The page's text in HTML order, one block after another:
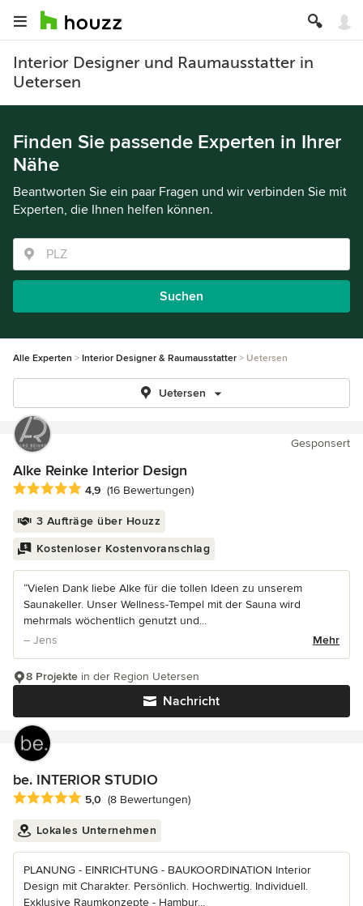
Interior Designer und Raumausstatter in
Uetersen
Finden Sie passende Experten in Ihrer
Nähe
Beantworten Sie ein paar Fragen und wir verbinden Sie mit
Experten, die Ihnen helfen können.
Suchen
Alle Experten Interior Designer & Raumausstatter Uetersen
Uetersen
Gesponsert
Alke Reinke Interior Design
Durchschnittliche Bewertung: 4.9 von 5 Sternen
4,9 (16 Bewertungen)
3 Aufträge über Houzz
Kostenloser Kostenvoranschlag
“Vielen Dank liebe Alke für die tollen Ideen zu unserem
Saunakeller. Unser Wellness-Tempel mit der Sauna wird
mehrmals wöchentlich genutzt und...
– Jens
Mehr
Nachricht
8 Projekte in der Region Uetersen
be. INTERIOR STUDIO
Durchschnittliche Bewertung: 5 von 5 Sternen
5,0 (8 Bewertungen)
Lokales Unternehmen
PLANUNG - EINRICHTUNG - BAUKOORDINATION Interior
Design mit Charakter. Persönlich. Hochwertig. Individuell.
Exklusive Raumkonzepte - Hambur...